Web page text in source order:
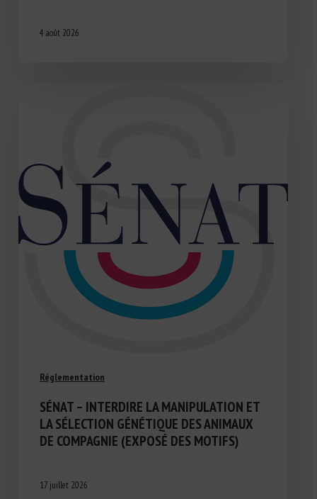
4 août 2026
Réglementation
SÉNAT – INTERDIRE LA MANIPULATION ET
LA SÉLECTION GÉNÉTIQUE DES ANIMAUX
DE COMPAGNIE (EXPOSÉ DES MOTIFS)
17 juillet 2026